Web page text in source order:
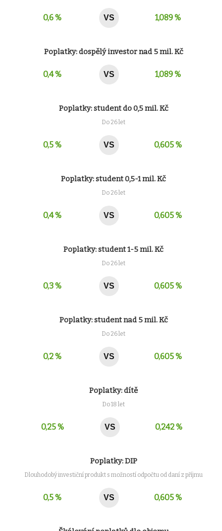
0,6 % VS 1,089 %
Poplatky: dospělý investor nad 5 mil. Kč
0,4 % VS 1,089 %
Poplatky: student do 0,5 mil. Kč
Do 26 let
0,5 % VS 0,605 %
Poplatky: student 0,5-1 mil. Kč
Do 26 let
0,4 % VS 0,605 %
Poplatky: student 1-5 mil. Kč
Do 26 let
0,3 % VS 0,605 %
Poplatky: student nad 5 mil. Kč
Do 26 let
0,2 % VS 0,605 %
Poplatky: dítě
Do 18 let
0,25 % VS 0,242 %
Poplatky: DIP
Dlouhodobý investiční produkt s možností odpočtu od daní z příjmu
0,5 % VS 0,605 %